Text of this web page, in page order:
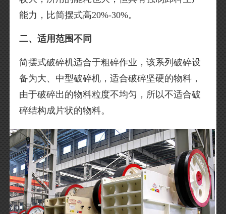
能力，比简摆式高20%-30%。
二、适用范围不同
简摆式破碎机适合于粗碎作业，该系列破碎设
备为大、中型破碎机，适合破碎坚硬的物料，
由于破碎出的物料粒度不均匀，所以不适合破
碎结构成片状的物料。